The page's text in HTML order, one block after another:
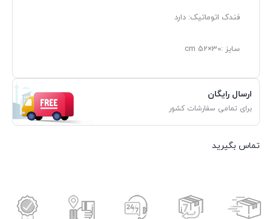
فندک اتوماتیک: دارد
سایز :30×52 cm
ارسال رایگان
برای تمامی سفارشات کشور
تماس بگیرید